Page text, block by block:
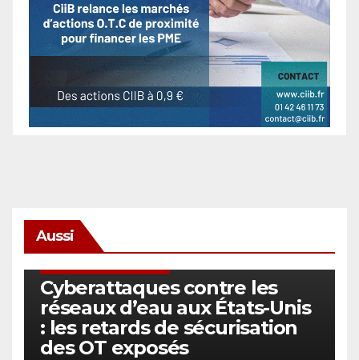
Aussi
Cyberattaques contre les
réseaux d’eau aux États-Unis
: les retards de sécurisation
des OT exposés